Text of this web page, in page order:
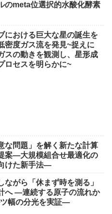
のmeta位選択的水酸化酵素
における巨大な星の誕生を
密度ガス流を発見~捉えに
スの動きを観測し、星形成
ロセスを明らかに~
な問題」を解く新たな計算
案―大規模組合せ最適化の
けた新手法―
ながら「休まず時を測る」
へ ―連続する原子の流れか
幅の分光を実証―